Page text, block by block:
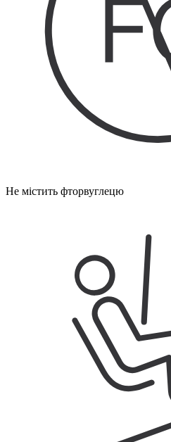
Не містить фторвуглецю